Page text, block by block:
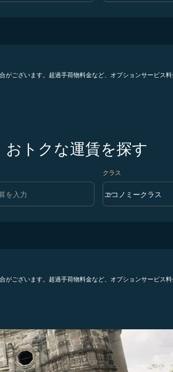
ございます。超過手荷物料金など、オプションサービス
トクな運賃を探す
クラス
クラス option エコノ
エコノミークラス
keyboard_arrow_down
ございます。超過手荷物料金など、オプションサービス